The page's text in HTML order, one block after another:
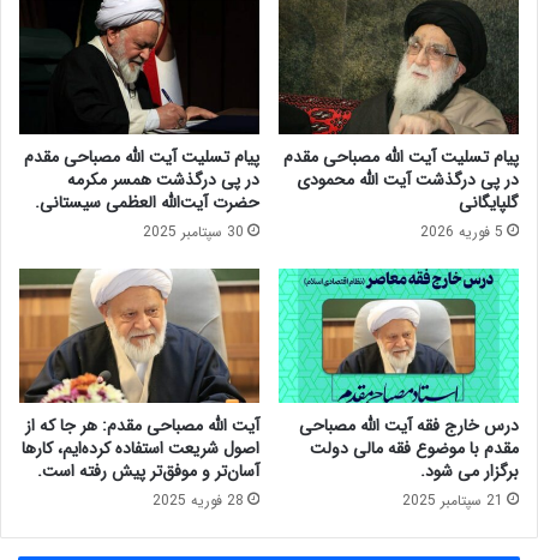
ه
ی
چ
ف
ر
د
ی
د
ر
ج
ا
م
ع
ه
ر
و
ح
ا
ن
ی
م
ر
ج
ف
ق
ه
آ
ی
ت
ا
ل
ل
ه
م
ص
ب
ا
ح
ی
م
ق
م
پیام تسلیت آیت الله مصباحی مقدم
در پی درگذشت آیت الله محمودی
گلپایگانی
5 فوریه 2026
پیام تسلیت آیت الله مصباحی مقدم
در پی درگذشت همسر مکرمه
حضرت آیت‌الله العظمی سیستانی.
30 سپتامبر 2025
درس خارج فقه آیت الله مصباحی
مقدم با موضوع فقه مالی دولت
برگزار می شود.
21 سپتامبر 2025
آیت الله مصباحی مقدم: هر جا که از
اصول شریعت استفاده کرده‌ایم، کارها
آسان‌تر و موفق‌تر پیش رفته است.
28 فوریه 2025